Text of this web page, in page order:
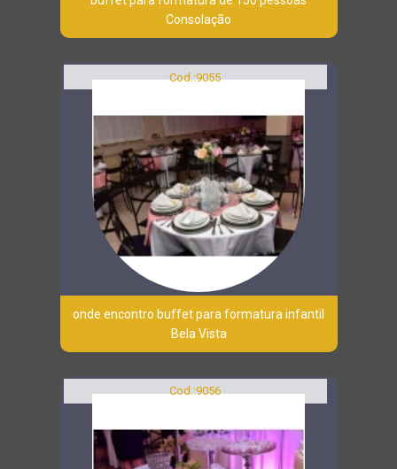
Consolação
Cod.:9055
onde encontro buffet para formatura infantil
Bela Vista
Cod.:9056